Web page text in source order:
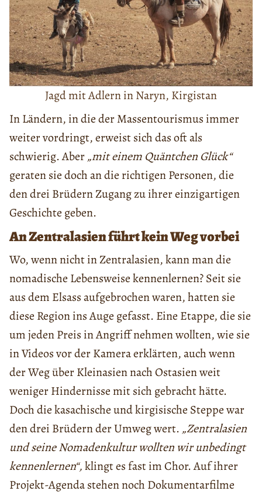
Jagd mit Adlern in Naryn, Kirgistan
In Ländern, in die der Massentourismus immer
weiter vordringt, erweist sich das oft als
schwierig. Aber„mit einem Quäntchen Glück“
geraten sie doch an die richtigen Personen, die
den drei Brüdern Zugang zu ihrer einzigartigen
Geschichte geben.
An Zentralasien führt kein Weg vorbei
Wo, wenn nicht in Zentralasien, kann man die
nomadische Lebensweise kennenlernen? Seit sie
aus dem Elsass aufgebrochen waren, hatten sie
diese Region ins Auge gefasst. Eine Etappe, die sie
um jeden Preis in Angriff nehmen wollten, wie sie
in Videos vor der Kamera erklärten, auch wenn
der Weg über Kleinasien nach Ostasien weit
weniger Hindernisse mit sich gebracht hätte.
Doch die kasachische und kirgisische Steppe war
den drei Brüdern der Umweg wert. „Zentralasien
und seine Nomadenkultur wollten wir unbedingt
kennenlernen“,klingt es fast im Chor. Auf ihrer
Projekt-Agenda stehen noch Dokumentarfilme